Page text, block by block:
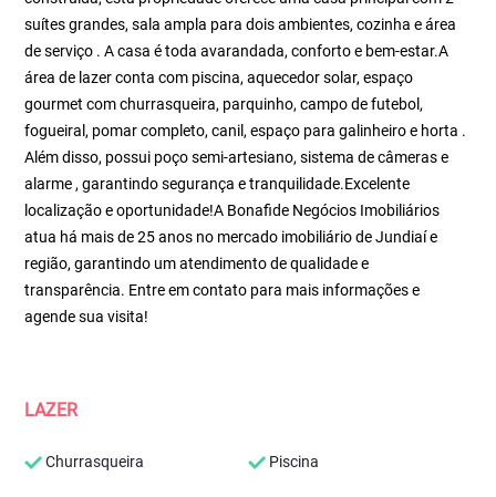
suítes grandes, sala ampla para dois ambientes, cozinha e área
de serviço . A casa é toda avarandada, conforto e bem-estar.A
área de lazer conta com piscina, aquecedor solar, espaço
gourmet com churrasqueira, parquinho, campo de futebol,
fogueiral, pomar completo, canil, espaço para galinheiro e horta .
Além disso, possui poço semi-artesiano, sistema de câmeras e
alarme , garantindo segurança e tranquilidade.Excelente
localização e oportunidade!A Bonafide Negócios Imobiliários
atua há mais de 25 anos no mercado imobiliário de Jundiaí e
região, garantindo um atendimento de qualidade e
transparência. Entre em contato para mais informações e
agende sua visita!
LAZER
Churrasqueira Piscina